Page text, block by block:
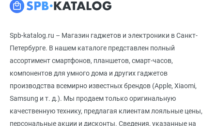
Spb-katalog.ru – Магазин гаджетов и электроники в Санкт-
Петербурге. В нашем каталоге представлен полный
ассортимент смартфонов, планшетов, смарт-часов,
компонентов для умного дома и других гаджетов
производства всемирно известных брендов (Apple, Xiaomi,
Samsung и т. д.). Мы продаем только оригинальную
качественную технику, предлагая клиентам лояльные цены,
персональные акции и дисконты. Сведения, указанные на